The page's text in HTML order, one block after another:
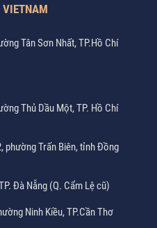
VIETNAM
Tân Sơn Nhất, TP.Hồ Chí
Thủ Dầu Một, TP. Hồ Chí
phường Trấn Biên, tỉnh Đồng
Đà Nẵng (Q. Cẩm Lệ cũ)
Ninh Kiều, TP.Cần Thơ